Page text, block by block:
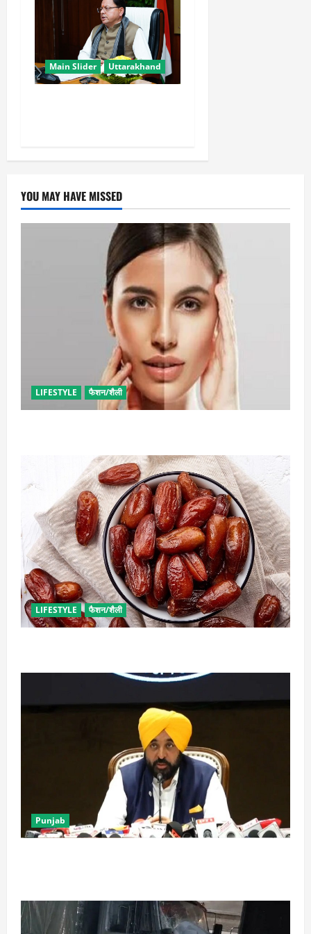
Main Slider Uttarakhand
YOU MAY HAVE MISSED
LIFESTYLE फैशन/शैली
LIFESTYLE फैशन/शैली
Punjab